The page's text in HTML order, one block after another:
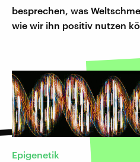
besprechen, was
wie wir ihn positiv nutzen
Epigenetik